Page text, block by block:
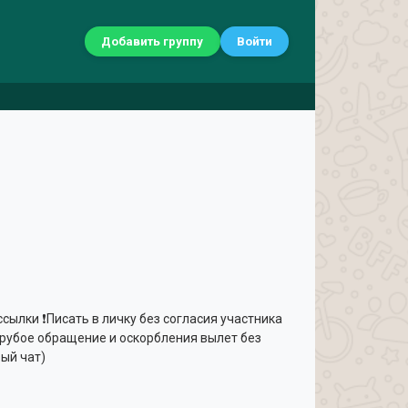
Добавить группу Войти
❗️Писать в личку без согласия участника
обращение и оскорбления вылет без
чат)